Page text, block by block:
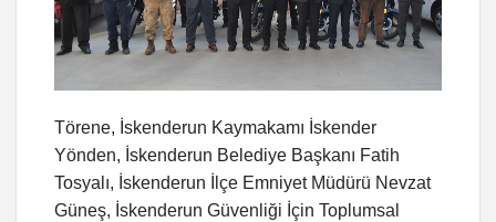
Törene, İskenderun Kaymakamı İskender
Yönden, İskenderun Belediye Başkanı Fatih
Tosyalı, İskenderun İlçe Emniyet Müdürü Nevzat
Güneş, İskenderun Güvenliği İçin Toplumsal